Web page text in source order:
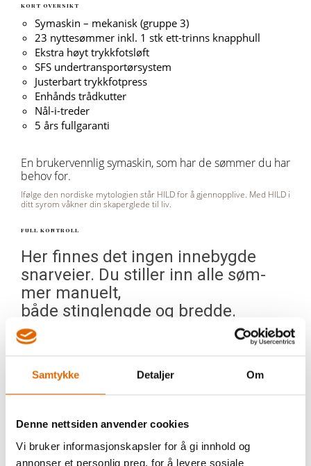
Samtykke Detaljer Om
Denne nettsiden anvender cookies
Vi bruker informasjonskapsler for å gi innhold og
annonser et personlig preg, for å levere sosiale
KORT OVERSIKT
Symaskin – mekanisk (gruppe 3)
23 nyttesømmer inkl. 1 stk ett-trinns knapphull
Ekstra høyt trykkfotsløft
SFS undertransportørsystem
Justerbart trykkfotpress
Enhånds trådkutter
Nål-i-treder
5 års fullgaranti
En brukervennlig symaskin, som har de sømmer du har
behov for.
Ifølge den nordiske mytologien står HILD for å gjennopplive. Med HILD i
ditt syrom våkner din skaperglede til liv.
FULL KONTROLL
Her finnes det ingen innebygde
snarveier. Du stiller inn alle søm-
mer manuelt,
både stinglengde og bredde.
Liggende spolesystem som er
ffokefritt og gjør at
har full kontroll over trådmengden
på
undertråden.
TILBEHØRSBOKS